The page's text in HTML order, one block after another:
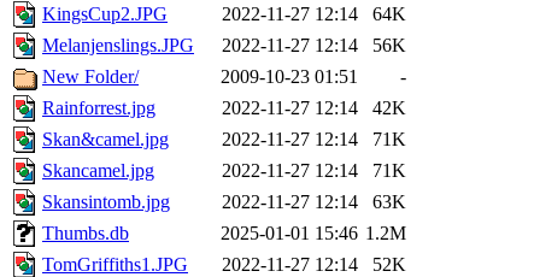
KingsCup2.JPG
2022-11-27 12:14
64K
Melanjenslings.JPG
2022-11-27 12:14
56K
New Folder/
2009-10-23 01:51
-
Rainforrest.jpg
2022-11-27 12:14
42K
Skan&camel.jpg
2022-11-27 12:14
71K
Skancamel.jpg
2022-11-27 12:14
71K
Skansintomb.jpg
2022-11-27 12:14
63K
Thumbs.db
2025-01-01 15:46 1.2M
TomGriffiths1.JPG
2022-11-27 12:14
52K